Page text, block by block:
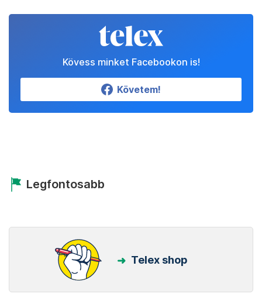
Kövess minket Facebookon is!
Követem!
Legfontosabb
Telex shop